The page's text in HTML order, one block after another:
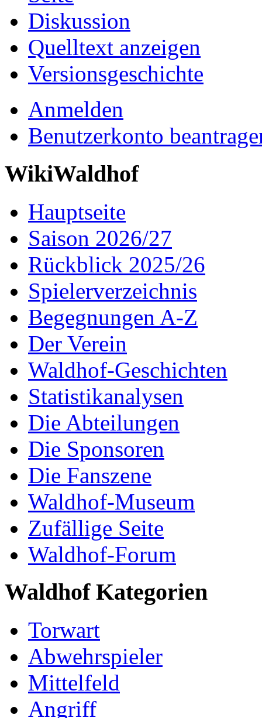
Diskussion
Quelltext anzeigen
Versionsgeschichte
Anmelden
Benutzerkonto
WikiWaldhof
Hauptseite
Saison 2026/27
Rückblick 2025/26
Spielerverzeichnis
Begegnungen A-Z
Der Verein
Waldhof-Geschichten
Statistikanalysen
Die Abteilungen
Die Sponsoren
Die Fanszene
Waldhof-Museum
Zufällige Seite
Waldhof-Forum
Waldhof Kategorien
Torwart
Abwehrspieler
Mittelfeld
Angriff